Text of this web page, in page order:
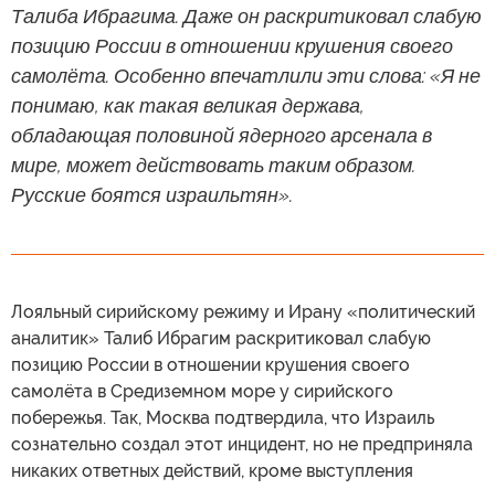
Талиба Ибрагима. Даже он раскритиковал слабую
позицию России в отношении крушения своего
самолёта. Особенно впечатлили эти слова: «Я не
понимаю, как такая великая держава,
обладающая половиной ядерного арсенала в
мире, может действовать таким образом.
Русские боятся израильтян».
Лояльный сирийскому режиму и Ирану «политический
аналитик» Талиб Ибрагим раскритиковал слабую
позицию России в отношении крушения своего
самолёта в Средиземном море у сирийского
побережья. Так, Москва подтвердила, что Израиль
сознательно создал этот инцидент, но не предприняла
никаких ответных действий, кроме выступления